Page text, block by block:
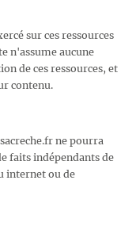
sur ces ressources
n'assume aucune
de ces ressources, et
contenu.
ne pourra
faits indépendants de
internet ou de